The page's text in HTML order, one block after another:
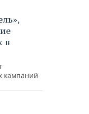
в
кампаний